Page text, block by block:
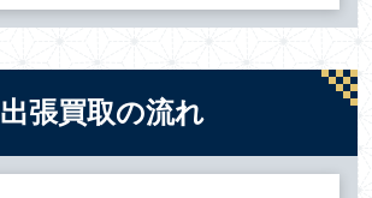
出張買取の流れ